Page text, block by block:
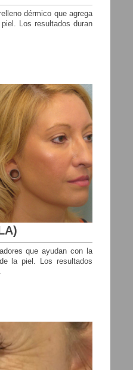
dérmico que agrega
Los resultados duran
que ayudan con la
la piel. Los resultados